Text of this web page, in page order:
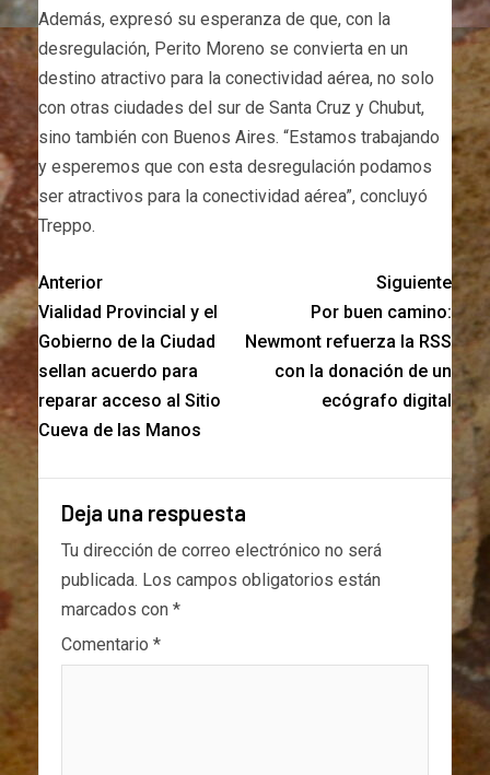
Además, expresó su esperanza de que, con la
desregulación, Perito Moreno se convierta en un
destino atractivo para la conectividad aérea, no solo
con otras ciudades del sur de Santa Cruz y Chubut,
sino también con Buenos Aires. “Estamos trabajando
y esperemos que con esta desregulación podamos
ser atractivos para la conectividad aérea”, concluyó
Treppo.
Anterior
Vialidad Provincial y el
Gobierno de la Ciudad
sellan acuerdo para
reparar acceso al Sitio
Cueva de las Manos
Siguiente
Por buen camino:
Newmont refuerza la RSS
con la donación de un
ecógrafo digital
Deja una respuesta
Tu dirección de correo electrónico no será
publicada. Los campos obligatorios están
marcados con *
Comentario *